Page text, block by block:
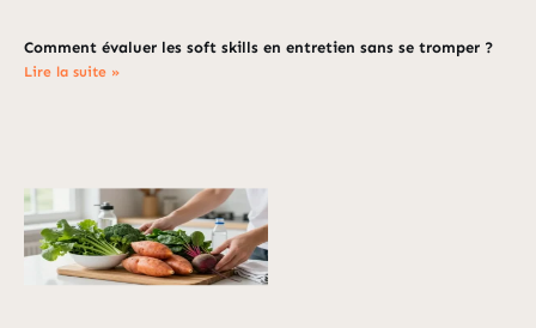
Comment évaluer les soft skills en entretien sans se tromper ?
Lire la suite »